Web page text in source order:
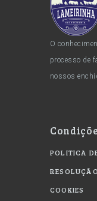
O
processo de
nossos
POLITICA
COOKIES